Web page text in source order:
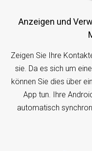
Anzeigen und Verwalten von Android auf Ihrem
Zeigen Sie Ihre
sie. Da es sich um
können Sie dies über
App tun. Ihre
automatisch